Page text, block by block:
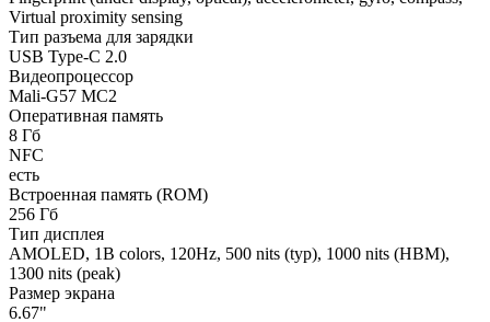
Virtual proximity sensing
Тип разъема для зарядки
USB Type-C 2.0
Видеопроцессор
Mali-G57 MC2
Оперативная память
8 Гб
NFC
есть
Встроенная память (ROM)
256 Гб
Тип дисплея
AMOLED, 1B colors, 120Hz, 500 nits (typ), 1000 nits (HBM),
1300 nits (peak)
Размер экрана
6.67"